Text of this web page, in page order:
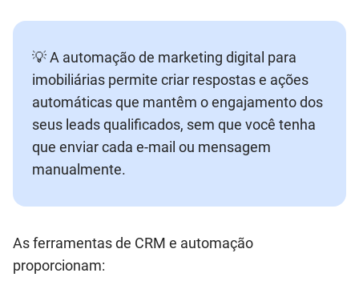
💡 A automação de marketing digital para
imobiliárias permite criar respostas e ações
automáticas que mantêm o engajamento dos
seus leads qualificados, sem que você tenha
que enviar cada e-mail ou mensagem
manualmente.
As ferramentas de CRM e automação
proporcionam: